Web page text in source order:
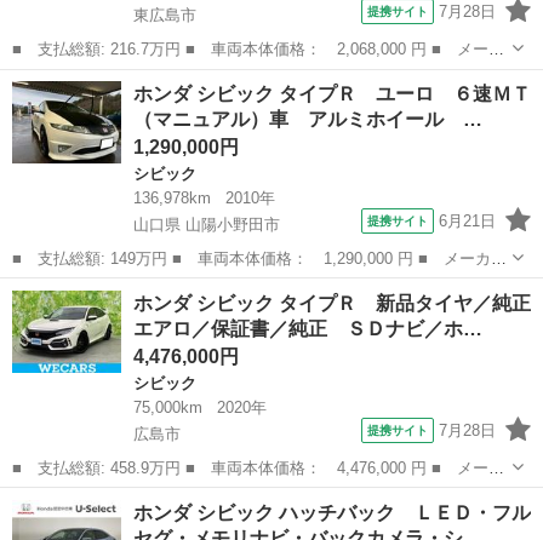
東広島市
提携サイト 7月28日
■ 支払総額: 216.7万円 ■ 車両本体価格： 2,068,000 円 ■ メーカ
ー名： ホンダ ■ 車種名： シビック ■ グレード名： ハッチバ
ック ＬＥＤ・フルセグ・メモリナビ・バックカメラ・純正ＡＷ・シ
ートヒー...
広島 東広島市 シビック
ホンダ シビック タイプＲ ユーロ ６速ＭＴ
（マニュアル）車 アルミホイール …
1,290,000円
シビック
136,978km
2010年
山口県 山陽小野田市
提携サイト 6月21日
■ 支払総額: 149万円 ■ 車両本体価格： 1,290,000 円 ■ メーカー
名： ホンダ ■ 車種名： シビック ■ グレード名： タイプＲ
ユーロ ６速ＭＴ（マニュアル）車 アルミホイール ＣＤ ＡＢ
Ｓ エアバッ...
山口 山陽小野田市 シビック
ホンダ シビック タイプＲ 新品タイヤ／純正
エアロ／保証書／純正 ＳＤナビ／ホ…
4,476,000円
シビック
75,000km
2020年
広島市
提携サイト 7月28日
■ 支払総額: 458.9万円 ■ 車両本体価格： 4,476,000 円 ■ メーカ
ー名： ホンダ ■ 車種名： シビック ■ グレード名： タイプ
Ｒ 新品タイヤ／純正エアロ／保証書／純正 ＳＤナビ／ホンダセン
広島 シビック
ホンダ シビック ハッチバック ＬＥＤ・フル